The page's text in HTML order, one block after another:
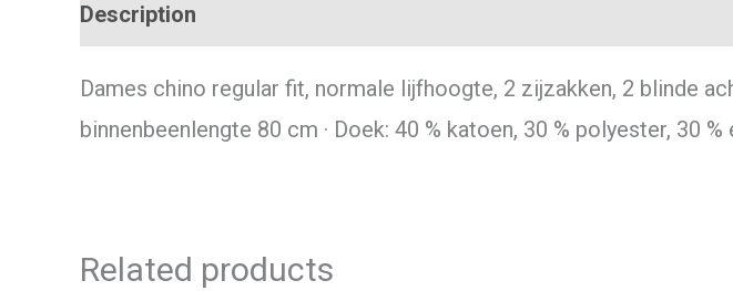
Description
Dames chino regular fit, normale lijfhoogte, 2 zijzakken, 2 blinde
binnenbeenlengte 80 cm · Doek: 40 % katoen, 30 % polyester, 30
Related products